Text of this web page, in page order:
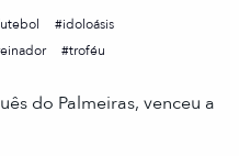
idoloásis
troféu
do Palmeiras, venceu a